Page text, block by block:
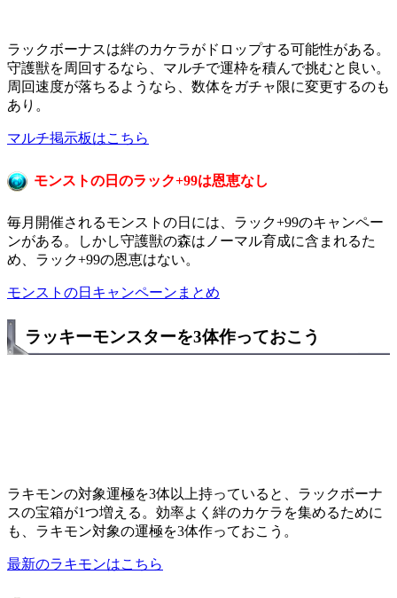
ラックボーナスは絆のカケラがドロップする可能性がある。
守護獣を周回するなら、マルチで運枠を積んで挑むと良い。
周回速度が落ちるようなら、数体をガチャ限に変更するのも
あり。
マルチ掲示板はこちら
モンストの日のラック+99は恩恵なし
毎月開催されるモンストの日には、ラック+99のキャンペー
ンがある。しかし守護獣の森はノーマル育成に含まれるた
め、ラック+99の恩恵はない。
モンストの日キャンペーンまとめ
ラッキーモンスターを3体作っておこう
ラキモンの対象運極を3体以上持っていると、ラックボーナ
スの宝箱が1つ増える。効率よく絆のカケラを集めるために
も、ラキモン対象の運極を3体作っておこう。
最新のラキモンはこちら